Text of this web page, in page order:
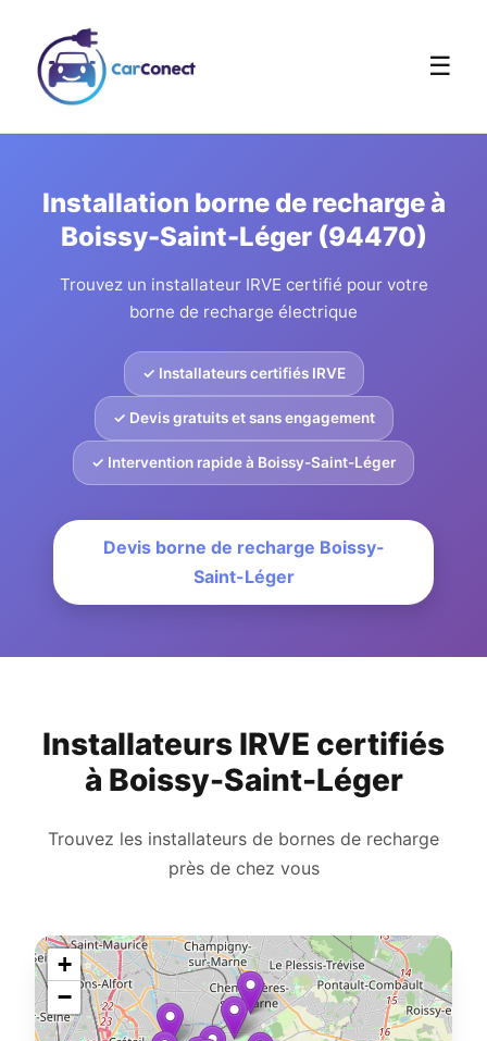
☰
Installation borne de recharge à
Boissy-Saint-Léger (94470)
Trouvez un installateur IRVE certifié pour votre
borne de recharge électrique
✓ Installateurs certifiés IRVE
✓ Devis gratuits et sans engagement
✓ Intervention rapide à Boissy-Saint-Léger
Devis borne de recharge Boissy-
Saint-Léger
Installateurs IRVE certifiés
à Boissy-Saint-Léger
Trouvez les installateurs de bornes de recharge
près de chez vous
+
−